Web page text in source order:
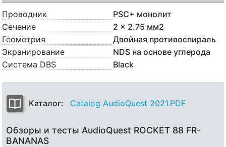
Проводник
PSC+ монолит
Сечение
2 x 2.75 мм2
Геометрия
Двойная противоспираль
Экранирование
NDS на основе углерода
Система DBS
Black
Каталог: Catalog AudioQuest 2021.PDF
Обзоры и тесты AudioQuest ROCKET 88 FR-
BANANAS